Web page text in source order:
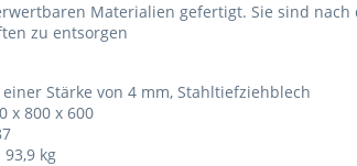
Materialien gefertigt. Sie sind
zu entsorgen
Stärke von 4 mm, Stahltiefziehblech
x 800 x 600
kg